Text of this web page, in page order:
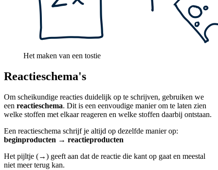
Het maken van een tostie
Reactieschema's
Om scheikundige reacties duidelijk op te schrijven, gebruiken we
een reactieschema. Dit is een eenvoudige manier om te laten zien
welke stoffen met elkaar reageren en welke stoffen daarbij ontstaan.
Een reactieschema schrijf je altijd op dezelfde manier op:
beginproducten → reactieproducten
Het pijltje (→) geeft aan dat de reactie die kant op gaat en meestal
niet meer terug kan.